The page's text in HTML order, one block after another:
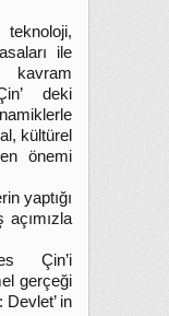
ile
kavram
deki
kültürel
önemi
yaptığı
açımızla
Çin’i
gerçeği
in